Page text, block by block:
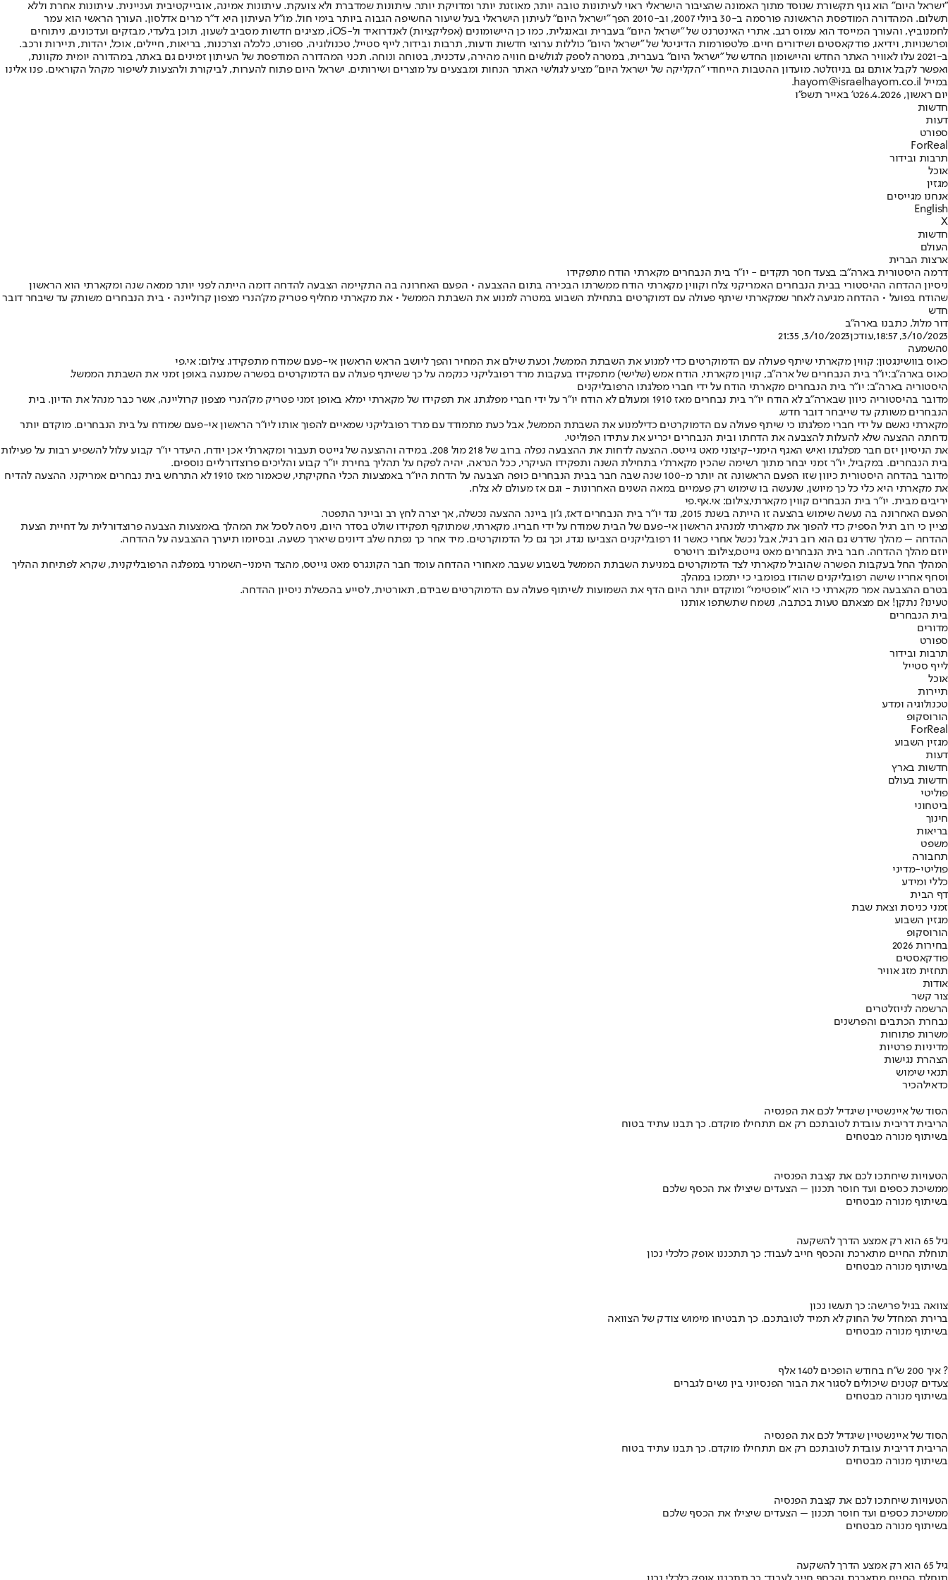
"ישראל היום" הוא גוף תקשורת שנוסד מתוך האמונה שהציבור הישראלי ראוי לעיתונות טובה יותר, מאוזנת יותר ומדויקת יותר. עיתונות שמדברת ולא צועקת. עיתונות אמינה, אובייקטיבית ועניינית. עיתונות אחרת וללא
תשלום. המהדורה המודפסת הראשונה פורסמה ב-30 ביולי 2007, וב-2010 הפך "ישראל היום" לעיתון הישראלי בעל שיעור החשיפה הגבוה ביותר בימי חול. מו"ל העיתון היא ד"ר מרים אדלסון. העורך הראשי הוא עמר
לחמנוביץ, והעורך המייסד הוא עמוס רגב. אתרי האינטרנט של "ישראל היום" בעברית ובאנגלית, כמו כן היישומונים (אפליקציות) לאנדרואיד ול-iOS, מציגים חדשות מסביב לשעון, תוכן בלעדי, מבזקים ועדכונים, ניתוחים
ופרשנויות, וידיאו, פודקאסטים ושידורים חיים. פלטפורמות הדיגיטל של "ישראל היום" כוללות ערוצי חדשות ודעות, תרבות ובידור, לייף סטייל, טכנולוגיה, ספורט, כלכלה וצרכנות, בריאות, חיילים, אוכל, יהדות, תיירות ורכב.
ב-2021 עלו לאוויר האתר החדש והיישומון החדש של "ישראל היום" בעברית, במטרה לספק לגולשים חוויה מהירה, עדכנית, בטוחה ונוחה. תכני המהדורה המודפסת של העיתון זמינים גם באתר, במהדורה יומית מקוונת,
ואפשר לקבל אותם גם בניוזלטר. מועדון ההטבות הייחודי "הקליקה של ישראל היום" מציע לגולשי האתר הנחות ומבצעים על מוצרים ושירותים. ישראל היום פתוח להערות, לביקורת ולהצעות לשיפור מקהל הקוראים. פנו אלינו
במייל hayom@israelhayom.co.il.
יום ראשון, 26.4.2026
ט' באייר תשפ"ו
חדשות
דעות
ספורט
ForReal
תרבות ובידור
אוכל
מגזין
אנחנו מגייסים
English
X
חדשות
העולם
ארצות הברית
דרמה היסטורית בארה"ב: בצעד חסר תקדים - יו"ר בית הנבחרים מקארתי הודח מתפקידו
ניסיון ההדחה ההיסטורי בבית הנבחרים האמריקני צלח וקווין מקארתי הודח ממשרתו הבכירה בתום ההצבעה • הפעם האחרונה בה התקיימה הצבעה להדחה דומה הייתה לפני יותר ממאה שנה ומקארתי הוא הראשון
שהודח בפועל • ההדחה מגיעה לאחר שמקארתי שיתף פעולה עם דמוקרטים בתחילת השבוע במטרה למנוע את השבתת הממשל • את מקארתי מחליף פטריק מק'הנרי מצפון קרוליינה • בית הנבחרים משותק עד שיבחר דובר
חדש
דור מלול, כתבנו בארה"ב
3/10/2023, 18:57
,עודכן3/10/2023, 21:35
0השמעה
כאוס בוושינגטון: קווין מקארתי שיתף פעולה עם הדמוקרטים כדי למנוע את השבתת הממשל, וכעת שילם את המחיר והפך ליושב הראש הראשון אי-פעם שמודח מתפקידו. צילום: אי.פי
כאוס בארה"ב:יו"ר בית הנבחרים של ארה"ב, קווין מקארתי, הודח אמש (שלישי) מתפקידו בעקבות מרד רפובליקני כנקמה על כך ששיתף פעולה עם הדמוקרטים בפשרה שמנעה באופן זמני את השבתת הממשל.
היסטוריה בארה"ב: יו"ר בית הנבחרים מקארתי הודח על ידי חברי מפלגתו הרפובליקנים
מדובר בהיסטוריה כיוון שבארה"ב לא הודח יו"ר בית נבחרים מאז 1910 ומעולם לא הודח יו"ר על ידי חברי מפלגתו. את תפקידו של מקארתי ימלא באופן זמני פטריק מק'הנרי מצפון קרוליינה, אשר כבר מנהל את הדיון. בית
הנבחרים משותק עד שייבחר דובר חדש.
מקארתי נאשם על ידי חברי מפלגתו כי שיתף פעולה עם הדמוקרטים כדילמנוע את השבתת הממשל, אבל כעת מתמודד עם מרד רפובליקני שמאיים להפוך אותו ליו"ר הראשון אי-פעם שמודח על בית הנבחרים. מוקדם יותר
נדחתה ההצעה שלא להעלות להצבעה את הדחתו ובית הנבחרים יכריע את עתידו הפוליטי.
את הניסיון יזם חבר מפלגתו ואיש האגף הימני-קיצוני מאט גייטס. ההצעה לדחות את ההצבעה נפלה ברוב של 218 מול 208. במידה וההצעה של גייטס תעבור ומקארת'י אכן יודח, היעדר יו״ר קבוע עלול להשפיע רבות על פעילות
בית הנבחרים. במקביל, יו"ר זמני יבחר מתוך רשימה שהכין מקארת'י בתחילת השנה ותפקידו העיקרי, ככל הנראה, יהיה לפקח על תהליך בחירת יו״ר קבוע והליכים פרוצדורליים נוספים.
מדובר בהדחה היסטורית כיוון שזו הפעם הראשונה זה יותר מ-100 שנה שבה חבר בבית הנבחרים כופה הצבעה על הדחת היו"ר באמצעות הכלי החקיקתי, שכאמור מאז 1910 לא התרחש בית נבחרים אמריקני. ההצעה להדיח
את מקארתי היא כלי כל כך מיושן, שנעשה בו שימוש רק פעמיים במאה השנים האחרונות - וגם אז מעולם לא צלח.
יריבים מבית. יו"ר בית הנבחרים קווין מקארתי,צילום: אי.אף.פי
הפעם האחרונה בה נעשה שימוש בהצעה זו הייתה בשנת 2015, נגד יו"ר בית הנבחרים דאז, ג'ון ביינר. ההצעה נכשלה, אך יצרה לחץ רב וביינר התפטר.
נציין כי רוב רגיל הספיק כדי להפוך את מקארתי למנהיג הראשון אי-פעם של הבית שמודח על ידי חבריו. מקארתי, שמתוקף תפקידו שולט בסדר היום, ניסה לסכל את המהלך באמצעות הצבעה פרוצדורלית על דחיית הצעת
ההדחה – מהלך שדרש גם הוא רוב רגיל, אבל נכשל אחרי כאשר 11 רפובליקנים הצביעו נגדו, וכך גם כל הדמוקרטים. מיד אחר כך נפתח שלב דיונים שיארך כשעה, ובסיומו תיערך ההצבעה על ההדחה.
יוזם מהלך ההדחה. חבר בית הנבחרים מאט גייטס,צילום: רויטרס
המהלך החל בעקבות הפשרה שהוביל מקארתי לצד הדמוקרטים במניעת השבתת הממשל בשבוע שעבר. מאחורי ההדחה עומד חבר הקונגרס מאט גייטס, מהצד הימני-השמרני במפלגה הרפובליקנית, שקרא לפתיחת ההליך
וסחף אחריו שישה רפובליקנים שהודו בפומבי כי יתמכו במהלך.
בטרם ההצבעה אמר מקארתי כי הוא ״אופטימי״ ומוקדם יותר היום הדף את השמועות לשיתוף פעולה עם הדמוקרטים שבידם, תאורטית, לסייע בהכשלת ניסיון ההדחה.
טעינו? נתקן! אם מצאתם טעות בכתבה, נשמח שתשתפו אותנו
בית הנבחרים
מדורים
ספורט
תרבות ובידור
לייף סטייל
אוכל
תיירות
טכנולוגיה ומדע
הורוסקופ
ForReal
מגזין השבוע
דעות
חדשות בארץ
חדשות בעולם
פוליטי
ביטחוני
חינוך
בריאות
משפט
תחבורה
פוליטי-מדיני
כללי ומידע
דף הבית
זמני כניסת וצאת שבת
מגזין השבוע
הורוסקופ
בחירות 2026
פודקאסטים
תחזית מזג אוויר
אודות
צור קשר
הרשמה לניוזלטרים
נבחרת הכתבים והפרשנים
משרות פתוחות
מדיניות פרטיות
הצהרת נגישות
תנאי שימוש
כדאילהכיר
הסוד של איינשטיין שיגדיל לכם את הפנסיה
הריבית דריבית עובדת לטובתכם רק אם תתחילו מוקדם. כך תבנו עתיד בטוח
בשיתוף מנורה מבטחים
הטעויות שיחתכו לכם את קצבת הפנסיה
ממשיכת כספים ועד חוסר תכנון – הצעדים שיצילו את הכסף שלכם
בשיתוף מנורה מבטחים
גיל 65 הוא רק אמצע הדרך להשקעה
תוחלת החיים מתארכת והכסף חייב לעבוד: כך תתכננו אופק כלכלי נכון
בשיתוף מנורה מבטחים
צוואה בגיל פרישה: כך תעשו נכון
ברירת המחדל של החוק לא תמיד לטובתכם. כך תבטיחו מימוש צודק של הצוואה
בשיתוף מנורה מבטחים
איך 200 ש"ח בחודש הופכים ל140 אלף ?
צעדים קטנים שיכולים לסגור את הבור הפנסיוני בין נשים לגברים
בשיתוף מנורה מבטחים
הסוד של איינשטיין שיגדיל לכם את הפנסיה
הריבית דריבית עובדת לטובתכם רק אם תתחילו מוקדם. כך תבנו עתיד בטוח
בשיתוף מנורה מבטחים
הטעויות שיחתכו לכם את קצבת הפנסיה
ממשיכת כספים ועד חוסר תכנון – הצעדים שיצילו את הכסף שלכם
בשיתוף מנורה מבטחים
גיל 65 הוא רק אמצע הדרך להשקעה